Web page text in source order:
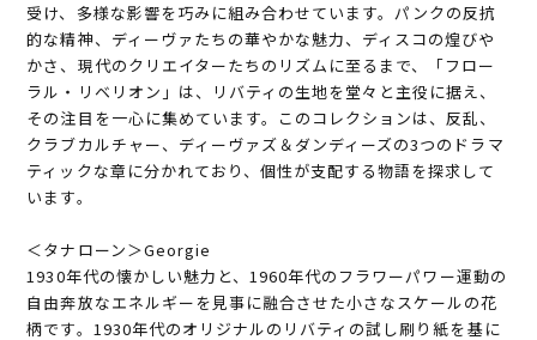
受け、多様な影響を巧みに組み合わせています。パンクの反抗
的な精神、ディーヴァたちの華やかな魅力、ディスコの煌びや
かさ、現代のクリエイターたちのリズムに至るまで、「フロー
ラル・リベリオン」は、リバティの生地を堂々と主役に据え、
その注目を一心に集めています。このコレクションは、反乱、
クラブカルチャー、ディーヴァズ＆ダンディーズの3つのドラマ
ティックな章に分かれており、個性が支配する物語を探求して
います。
＜タナローン＞Georgie
1930年代の懐かしい魅力と、1960年代のフラワーパワー運動の
自由奔放なエネルギーを見事に融合させた小さなスケールの花
柄です。1930年代のオリジナルのリバティの試し刷り紙を基に